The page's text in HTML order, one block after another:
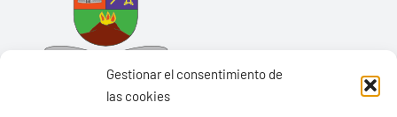
Gestionar el consentimiento de
las cookies